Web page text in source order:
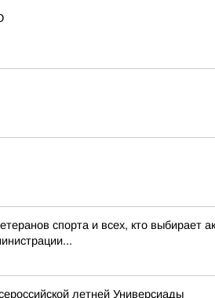
спорта и всех, кто выбирает
летней Универсиады